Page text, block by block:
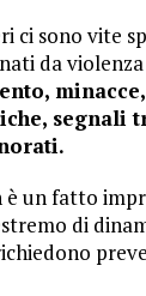
ci sono vite
da
segnali
un fatto
di